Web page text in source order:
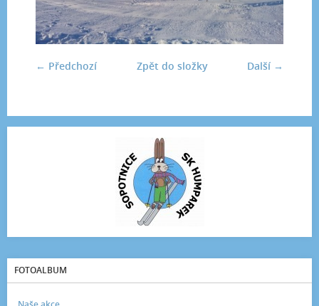
← Předchozí Další →
Zpět do složky
FOTOALBUM